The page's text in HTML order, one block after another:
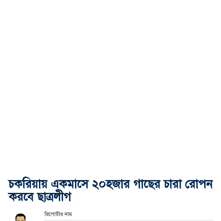
চকরিয়ায় একমাসে ২০হজার গাছের চারা রোপন
করবে ছাত্রলীগ
রিপোর্টার নাম